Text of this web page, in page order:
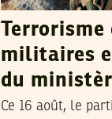
Terrorisme
militaires
du
Ce 16 août, le